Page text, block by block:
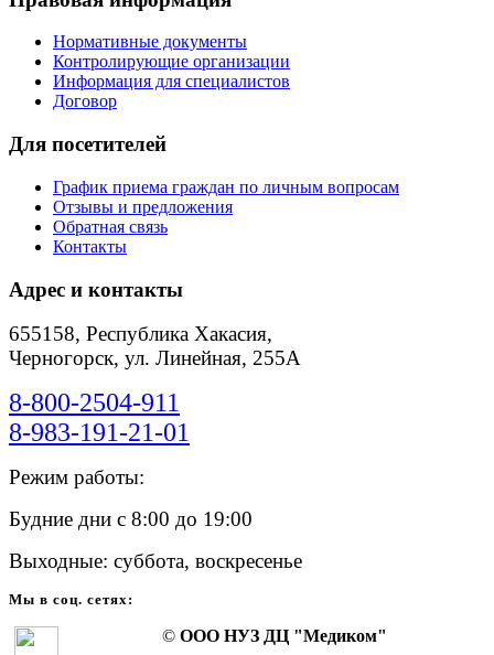
Нормативные документы
Контролирующие организации
Информация для специалистов
Договор
Для посетителей
График приема граждан по личным вопросам
Отзывы и предложения
Обратная связь
Контакты
Адрес и контакты
655158, Республика Хакасия,
Черногорск, ул. Линейная, 255А
8-800-2504-911
8-983-191-21-01
Режим работы:
Будние дни с 8:00 до 19:00
Выходные: суббота, воскресенье
Мы в соц. сетях:
© ООО НУЗ ДЦ "Медиком"